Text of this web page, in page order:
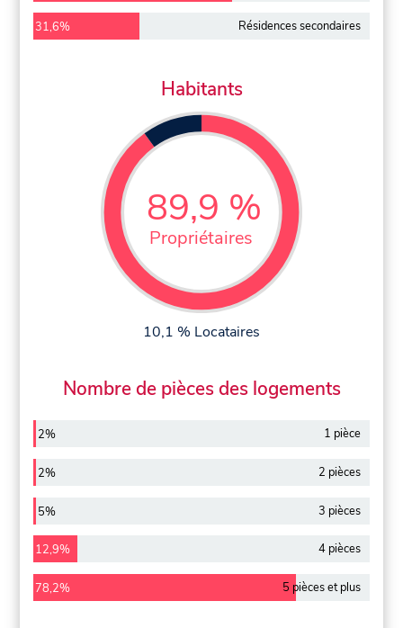
31,6% Résidences secondaires
Habitants
89,9 %
Propriétaires
10,1 % Locataires
Nombre de pièces des logements
2% 1 pièce
2% 2 pièces
5% 3 pièces
12,9% 4 pièces
78,2% 5 pièces et plus